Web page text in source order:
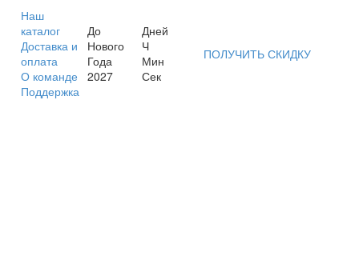
Наш
каталог
Доставка и
оплата
О команде
Поддержка
До
Нового
Года
2027
Дней
Ч
Мин
Сек
ПОЛУЧИТЬ СКИДКУ